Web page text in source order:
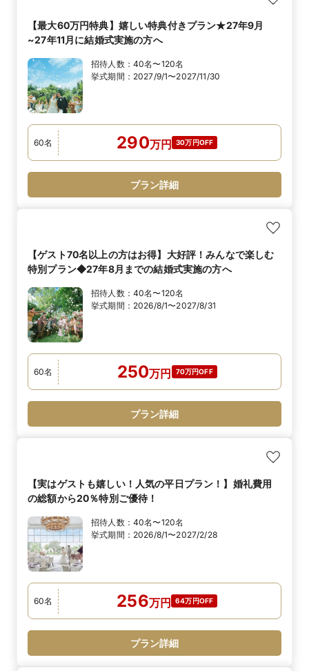
【最大60万円特典】嬉しい特典付きプラン★27年9月
~27年11月に結婚式実施の方へ
招待人数： 40名〜120名
挙式期間： 2027/9/1〜2027/11/30
60名 290万円 30万円OFF
プラン詳細
【ゲスト70名以上の方はお得】大好評！みんなで楽しむ
特別プラン◆27年8月までの結婚式実施の方へ
招待人数： 40名〜120名
挙式期間： 2026/8/1〜2027/8/31
60名 250万円 70万円OFF
プラン詳細
【実はゲストも嬉しい！人気の平日プラン！】婚礼費用
の総額から20％特別ご優待！
招待人数： 40名〜120名
挙式期間： 2026/8/1〜2027/2/28
60名 256万円 64万円OFF
プラン詳細